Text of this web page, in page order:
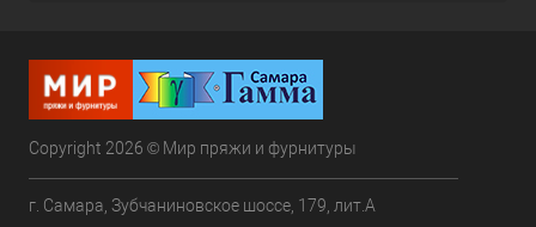
Copyright 2026 © Мир пряжи и фурнитуры
г. Самара, Зубчаниновское шоссе, 179, лит.А